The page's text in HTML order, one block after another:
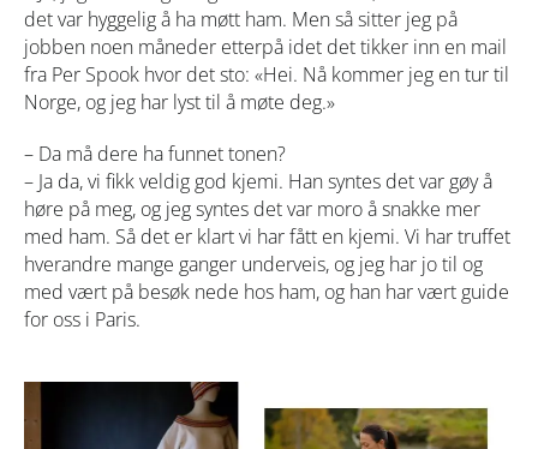
det var hyggelig å ha møtt ham. Men så sitter jeg på
jobben noen måneder etterpå idet det tikker inn en mail
fra Per Spook hvor det sto: «Hei. Nå kommer jeg en tur til
Norge, og jeg har lyst til å møte deg.»
– Da må dere ha funnet tonen?
– Ja da, vi fikk veldig god kjemi. Han syntes det var gøy å
høre på meg, og jeg syntes det var moro å snakke mer
med ham. Så det er klart vi har fått en kjemi. Vi har truffet
hverandre mange ganger underveis, og jeg har jo til og
med vært på besøk nede hos ham, og han har vært guide
for oss i Paris.